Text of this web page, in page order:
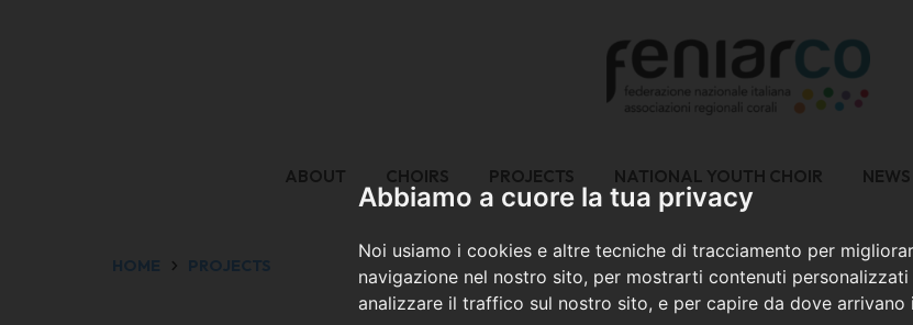
Abbiamo a cuore la tua privacy
Noi usiamo i cookies e altre tecniche di tracciamento per
navigazione nel nostro sito, per mostrarti contenuti
analizzare il traffico sul nostro sito, e per capire da dove
ABOUT CHOIRS PROJECTS NATIONAL YOUTH CHOIR NEWS
HOME PROJECTS